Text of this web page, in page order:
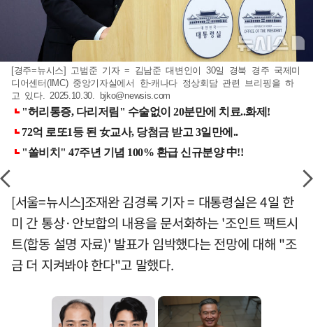
[경주=뉴시스] 고범준 기자 = 김남준 대변인이 30일 경북 경주 국제미
디어센터(IMC) 중앙기자실에서 한-캐나다 정상회담 관련 브리핑을 하
고 있다. 2025.10.30.
bjko@newsis.com
[서울=뉴시스]조재완 김경록 기자 = 대통령실은 4일 한
미 간 통상·안보합의 내용을 문서화하는 '조인트 팩트시
트(합동 설명 자료)' 발표가 임박했다는 전망에 대해 "조
금 더 지켜봐야 한다"고 말했다.